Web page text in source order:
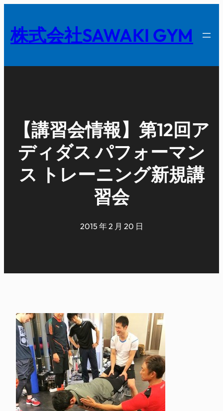
を
キ
株式会社SAWAKI GYM
【講習会情報】第12回ア
ディダス パフォーマン
ス トレーニング新規講
習会
2015 年 2 月 20 日